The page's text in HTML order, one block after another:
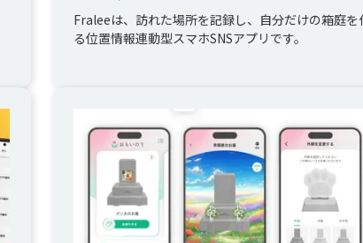
Fraleeは、訪れた場所を記録し、自分だけの箱庭を
る位置情報連動型スマホSNSアプリです。